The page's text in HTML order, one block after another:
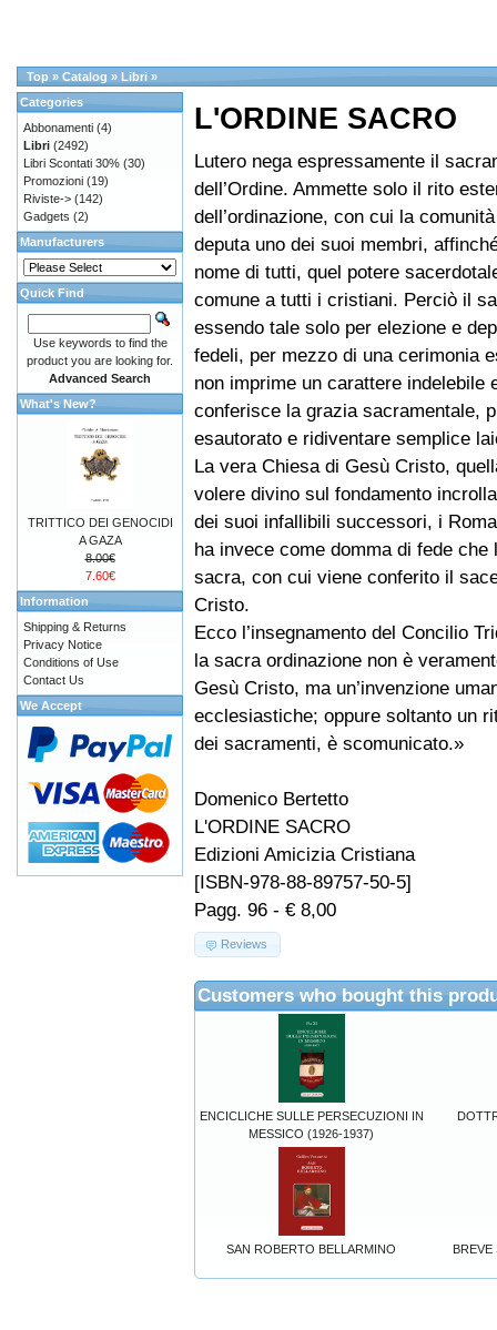
Top » Catalog » Libri »
L'ORDINE SACRO
Lutero nega espressamente il
dell’Ordine. Ammette solo il rito
dell’ordinazione, con cui la
deputa uno dei suoi membri,
nome di tutti, quel potere
comune a tutti i cristiani. Perciò il
essendo tale solo per elezione e
fedeli, per mezzo di una cerimonia
non imprime un carattere indelebile
conferisce la grazia sacramentale,
esautorato e ridiventare semplice
La vera Chiesa di Gesù Cristo,
volere divino sul fondamento
dei suoi infallibili successori, i
ha invece come domma di fede che
sacra, con cui viene conferito il
Cristo.
Ecco l’insegnamento del Concilio
la sacra ordinazione non è
Gesù Cristo, ma un’invenzione
ecclesiastiche; oppure soltanto un
dei sacramenti, è scomunicato.»
Domenico Bertetto
L'ORDINE SACRO
Edizioni Amicizia Cristiana
[ISBN-978-88-89757-50-5]
Pagg. 96 - € 8,00
Reviews
Customers who bought this
ENCICLICHE SULLE PERSECUZIONI IN
MESSICO (1926-1937)
SAN ROBERTO BELLARMINO BREVE
Categories
Abbonamenti (4)
Libri (2492)
Libri Scontati 30% (30)
Promozioni (19)
Riviste-> (142)
Gadgets (2)
Manufacturers
Quick Find
Use keywords to find the
product you are looking for.
Advanced Search
What's New?
TRITTICO DEI GENOCIDI
A GAZA
8.00€
7.60€
Information
Shipping & Returns
Privacy Notice
Conditions of Use
Contact Us
We Accept